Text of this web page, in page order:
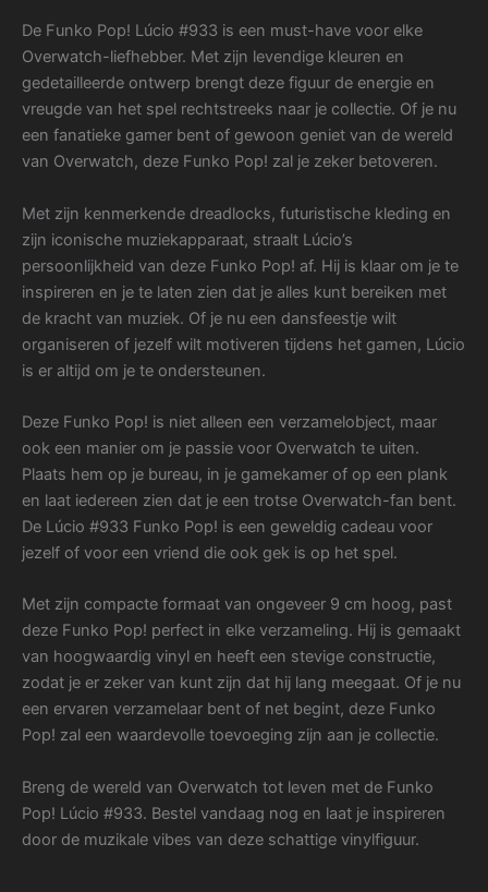
De Funko Pop! Lúcio #933 is een must-have voor elke
Overwatch-liefhebber. Met zijn levendige kleuren en
gedetailleerde ontwerp brengt deze figuur de energie en
vreugde van het spel rechtstreeks naar je collectie. Of je nu
een fanatieke gamer bent of gewoon geniet van de wereld
van Overwatch, deze Funko Pop! zal je zeker betoveren.
Met zijn kenmerkende dreadlocks, futuristische kleding en
zijn iconische muziekapparaat, straalt Lúcio’s
persoonlijkheid van deze Funko Pop! af. Hij is klaar om je te
inspireren en je te laten zien dat je alles kunt bereiken met
de kracht van muziek. Of je nu een dansfeestje wilt
organiseren of jezelf wilt motiveren tijdens het gamen, Lúcio
is er altijd om je te ondersteunen.
Deze Funko Pop! is niet alleen een verzamelobject, maar
ook een manier om je passie voor Overwatch te uiten.
Plaats hem op je bureau, in je gamekamer of op een plank
en laat iedereen zien dat je een trotse Overwatch-fan bent.
De Lúcio #933 Funko Pop! is een geweldig cadeau voor
jezelf of voor een vriend die ook gek is op het spel.
Met zijn compacte formaat van ongeveer 9 cm hoog, past
deze Funko Pop! perfect in elke verzameling. Hij is gemaakt
van hoogwaardig vinyl en heeft een stevige constructie,
zodat je er zeker van kunt zijn dat hij lang meegaat. Of je nu
een ervaren verzamelaar bent of net begint, deze Funko
Pop! zal een waardevolle toevoeging zijn aan je collectie.
Breng de wereld van Overwatch tot leven met de Funko
Pop! Lúcio #933. Bestel vandaag nog en laat je inspireren
door de muzikale vibes van deze schattige vinylfiguur.